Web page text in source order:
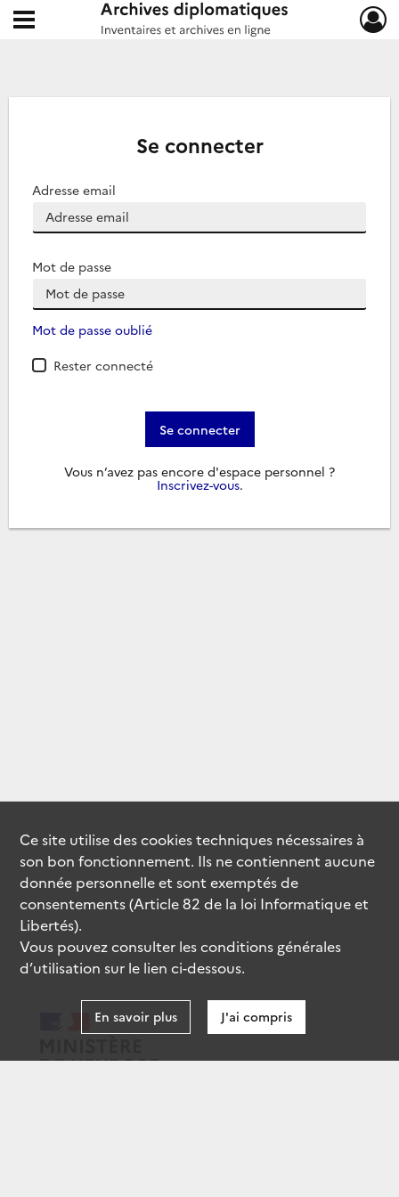
Archives diplomatiques
Ouvrir le menu déroulant
Se connecter
Adresse email
Mot de passe
Mot de passe oublié
Rester connecté
Se connecter
Vous n’avez pas encore d'espace personnel ?
Inscrivez-vous.
Ce site utilise descookiestechniques nécessaires à
son bon fonctionnement. Ils ne contiennent aucune
donnée personnelle et sont exemptés de
consentements (Article 82 de la loi Informatique et
Libertés).
Vous pouvez consulter les conditions générales
d’utilisation sur le lien ci-dessous.
En savoir plus J'ai compris